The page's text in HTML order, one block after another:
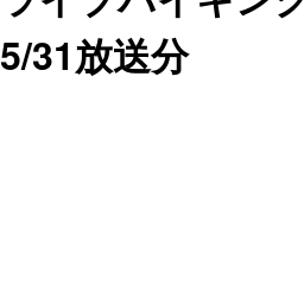
5/31放送分